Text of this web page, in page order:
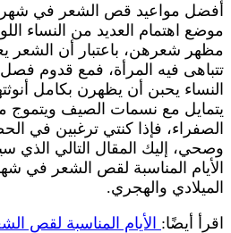
أفضل مواعيد قص الشعر في شهر
موضع اهتمام العديد من النساء
مظهر شعرهن، باعتبار أن الشعر
تتباهى فيه المرأة، فمع قدوم
النساء يحبن أن يظهرن بكامل
يتمايل مع نسمات الصيف
الصفراء، فإذا كنتي ترغبين في
وصحي، إليك المقال التالي الذي
الأيام المناسبة لقص الشعر في
الميلادي والهجري.
اقرأ أيضًا: الأيام المناسبة لقص